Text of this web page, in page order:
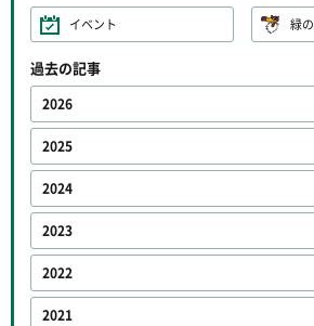
イベント 緑
過去の記事
2026
2025
2024
2023
2022
2021